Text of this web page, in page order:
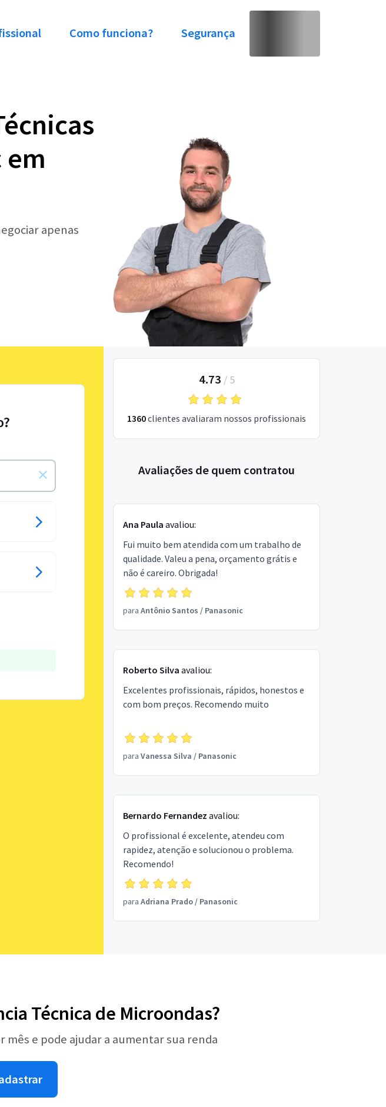
Como funciona? Segurança
apenas
4.73 / 5
1360clientes avaliaram nossos profissionais
Avaliações de quem contratou
Ana Paula avaliou:
Fui muito bem atendida com um trabalho de
qualidade. Valeu a pena, orçamento grátis e
não é careiro. Obrigada!
para Antônio Santos / Panasonic
Roberto Silva avaliou:
Excelentes profissionais, rápidos, honestos e
com bom preços. Recomendo muito
para Vanessa Silva / Panasonic
Bernardo Fernandez avaliou:
O profissional é excelente, atendeu com
rapidez, atenção e solucionou o problema.
Recomendo!
para Adriana Prado/ Panasonic
Técnica de Microondas?
mês e pode ajudar a aumentar sua renda